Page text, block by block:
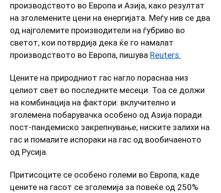
производството во Европа и Азија, како резултат
на зголемените цени на енергијата. Меѓу нив се два
од најголемите производители на ѓубриво во
светот, кои потврдија дека ќе го намалат
производството во Европа, пишува Reuters.
Цените на природниот гас нагло пораснаа низ
целиот свет во последните месеци. Тоа се должи
на комбинација на фактори: вклучително и
зголемена побарувачка особено од Азија поради
пост-пандемиско закрепнување; ниските залихи на
гас и помалите испораки на гас од вообичаеното
од Русија.
Притисоците се особено големи во Европа, каде
цените на гасот се зголемија за повеќе од 250%